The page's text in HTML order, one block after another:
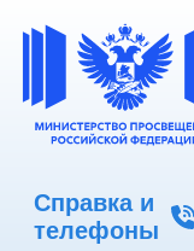
Справка и
телефоны